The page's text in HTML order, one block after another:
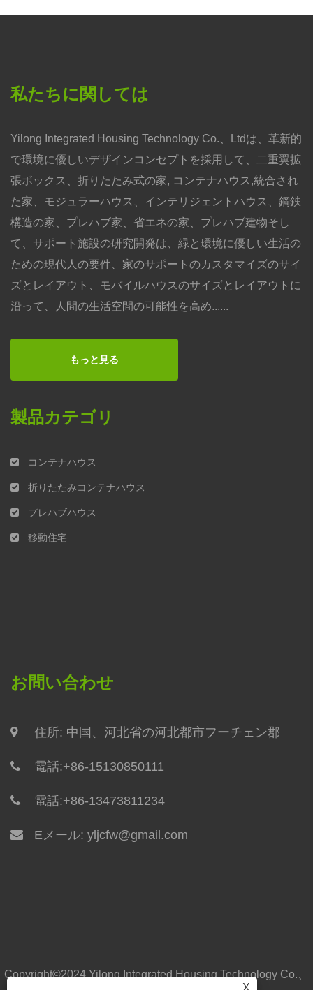
私たちに関しては
Yilong Integrated Housing Technology Co.、Ltdは、革新的
で環境に優しいデザインコンセプトを採用して、二重翼拡
張ボックス、折りたたみ式の家, コンテナハウス,統合され
た家、モジュラーハウス、インテリジェントハウス、鋼鉄
構造の家、プレハブ家、省エネの家、プレハブ建物そし
て、サポート施設の研究開発は、緑と環境に優しい生活の
ための現代人の要件、家のサポートのカスタマイズのサイ
ズとレイアウト、モバイルハウスのサイズとレイアウトに
沿って、人間の生活空間の可能性を高め......
もっと見る
製品カテゴリ
コンテナハウス
折りたたみコンテナハウス
プレハブハウス
移動住宅
お問い合わせ
住所: 中国、河北省の河北都市フーチェン郡
電話:+86-15130850111
電話:+86-13473811234
Eメール: yljcfw@gmail.com
Copyright©2024 Yilong Integrated Housing Technology Co.、
X